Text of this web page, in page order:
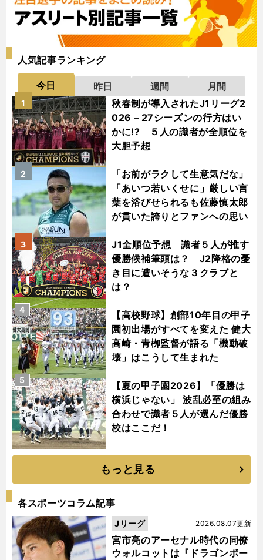
人気記事ランキング
今日 昨日 週間
月間
秋春制が導入されたJ1リーグ2
026－27シーズンの行方はい
かに!? ５人の識者が全順位を
大胆予想
1
「お前がラクして生意気だな」
「あいつ若いくせに」厳しい言
葉を浴びせられるも佐藤慎太郎
が貫いた誇りとファンへの思い
2
J1全順位予想 識者５人が推す
優勝候補筆頭は？ J2降格の憂
き目に遭いそうな３クラブと
は？
3
【高校野球】創部10年目の甲子
園初出場がすべてを変えた 健大
高崎・青栁監督が語る「機動破
壊」はこうして生まれた
4
【夏の甲子園2026】「優勝は
横浜じゃない」 波乱必至の組み
合わせで識者５人が選んだ優勝
校はここだ！
5
もっと見る
各スポーツコラム記事
宮市亮のアーセナル時代の同僚
ウォルコットは『ドラゴンボー
2026.08.07更新
Jリーグ